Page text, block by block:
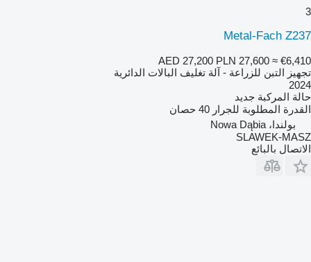
3
Metal-Fach Z237
AED 27,200 PLN 27,600 ≈ €6,410
تجهيز التبن للزراعة - آلة تغليف البالات الدائرية
2024
حالة المركبة جديد
القدرة المطلوبة للجرار 40 حصان
بولندا، Nowa Dąbia
SLAWEK-MASZ
الاتصال بالبائع